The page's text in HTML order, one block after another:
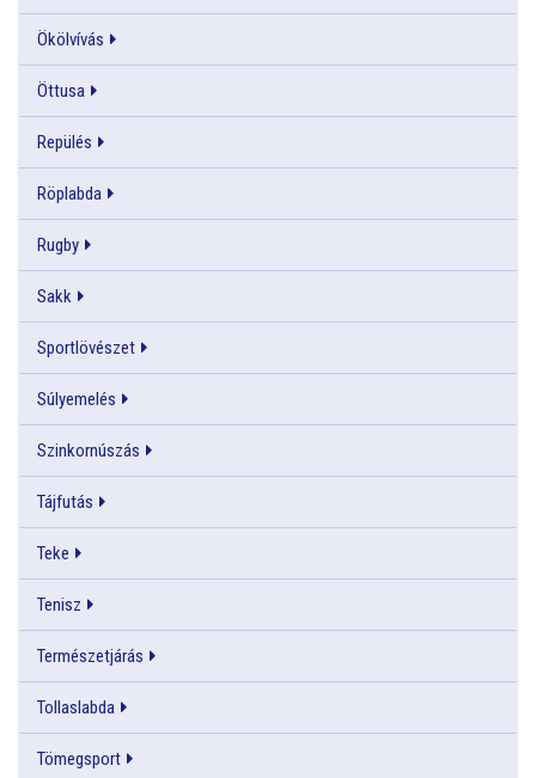
Ökölvívás
Öttusa
Repülés
Röplabda
Rugby
Sakk
Sportlövészet
Súlyemelés
Szinkornúszás
Tájfutás
Teke
Tenisz
Természetjárás
Tollaslabda
Tömegsport